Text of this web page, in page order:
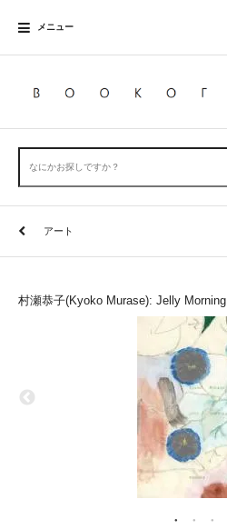
メニュー
アート
村瀬恭子(Kyoko Murase): Jelly Morning